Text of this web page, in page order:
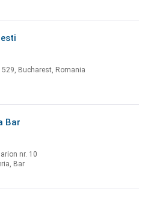
529, Bucharest, Romania
Bar
nr. 10
Bar